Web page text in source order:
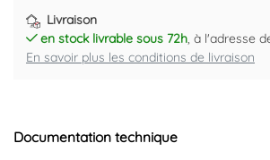
Livraison
en stock livrable sous 72h, à l'adresse
En savoir plus les conditions de livraison
Documentation technique